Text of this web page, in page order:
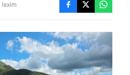
lexim